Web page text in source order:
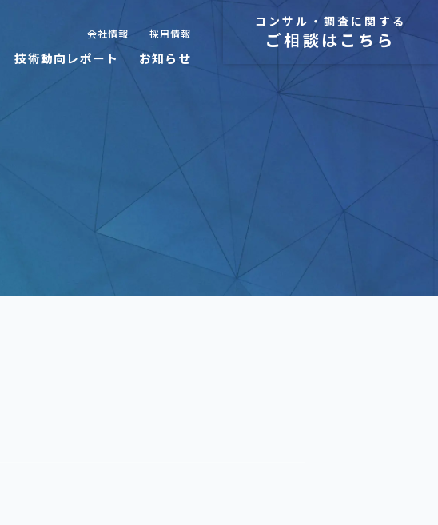
技術動向レポート お知らせ
会社情報 採用情報
コンサル・調査に関する
ご相談はこちら